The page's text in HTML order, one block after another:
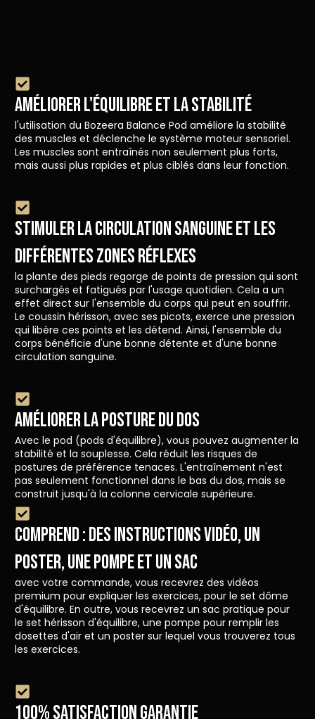
Améliorer l'équilibre et la stabilité
l'utilisation du Bozeera Balance Pod améliore la stabilité
des muscles et déclenche le système moteur sensoriel.
Les muscles sont entraînés non seulement plus forts,
mais aussi plus rapides et plus ciblés dans leur fonction.
Stimuler la circulation sanguine et les
différentes zones réflexes
la plante des pieds regorge de points de pression qui sont
surchargés et fatigués par l'usage quotidien. Cela a un
effet direct sur l'ensemble du corps qui peut en souffrir.
Le coussin hérisson, avec ses picots, exerce une pression
qui libère ces points et les détend. Ainsi, l'ensemble du
corps bénéficie d'une bonne détente et d'une bonne
circulation sanguine.
Améliorer la posture du dos
Avec le pod (pods d'équilibre), vous pouvez augmenter la
stabilité et la souplesse. Cela réduit les risques de
postures de préférence tenaces. L'entraînement n'est
pas seulement fonctionnel dans le bas du dos, mais se
construit jusqu'à la colonne cervicale supérieure.
Comprend : Des instructions vidéo, un
poster, une pompe et un sac
avec votre commande, vous recevrez des vidéos
premium pour expliquer les exercices, pour le set dôme
d'équilibre. En outre, vous recevrez un sac pratique pour
le set hérisson d'équilibre, une pompe pour remplir les
dosettes d'air et un poster sur lequel vous trouverez tous
les exercices.
100% SATISFACTION GARANTIE